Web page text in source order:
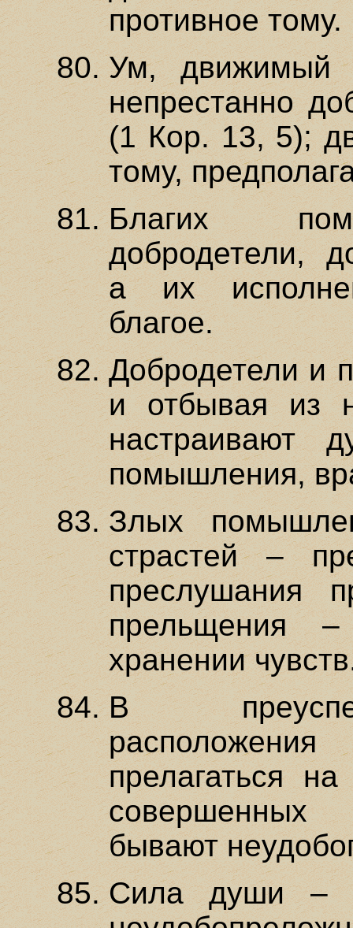
противное тому.
Ум, движимый
непрестанно
(1 Кор. 13, 5);
тому,
Благих
добродетели,
а их
благое.
Добродетели и
и отбывая из
настраивают
помышления,
Злых
страстей –
преслушания
прельщения
хранении
В
прелагаться
бывают
Сила души –